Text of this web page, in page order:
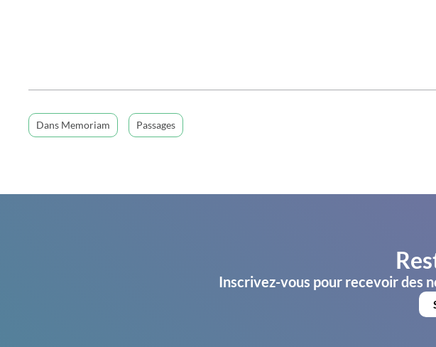
Dans Memoriam Passages
Inscrivez-vous pour recevoir des